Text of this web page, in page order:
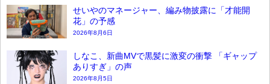
せいやのマネージャー、編み物披露に「才能開
花」の予感
2026年8月6日
しなこ、新曲MVで黒髪に激変の衝撃 「ギャップ
ありすぎ」の声
2026年8月5日